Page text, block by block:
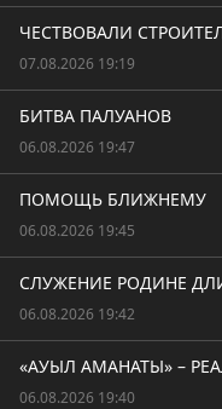
ЧЕСТВОВАЛИ
07.08.2026 19:19
БИТВА ПАЛУАНОВ
06.08.2026 19:47
ПОМОЩЬ БЛИЖНЕМУ
06.08.2026 19:45
СЛУЖЕНИЕ РОДИНЕ
06.08.2026 19:42
«АУЫЛ АМАНАТЫ» –
06.08.2026 19:40